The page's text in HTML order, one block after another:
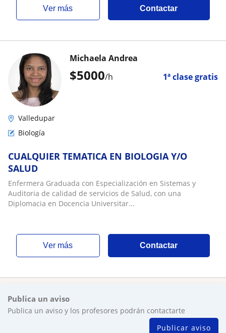
ver más Contactar
$5000/h 1ª clase gratis
Michaela Andrea
Valledupar
Biología
CUALQUIER TEMATICA EN BIOLOGIA Y/O
SALUD
Enfermera Graduada con Especialización en Sistemas y
Auditoria de calidad de servicios de Salud, con una
Diplomacia en Docencia Universitar...
ver más Contactar
Publica un aviso
Publica un aviso y los profesores podrán contactarte
Publicar aviso